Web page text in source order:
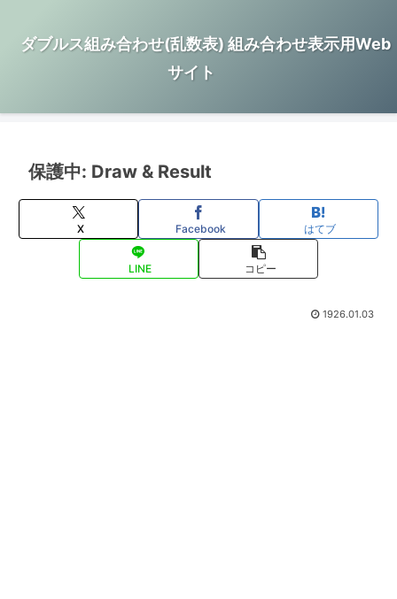
ダブルス組み合わせ(乱数表) 組み合わせ表示用Web
サイト
保護中: Draw & Result
X Facebook はてブ
LINE コピー
1926.01.03